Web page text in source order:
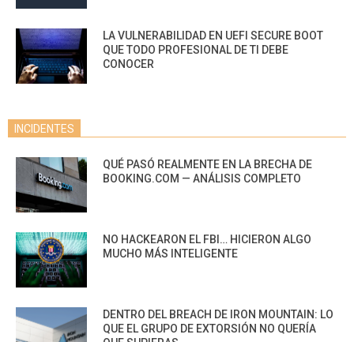
LA VULNERABILIDAD EN UEFI SECURE BOOT
QUE TODO PROFESIONAL DE TI DEBE
CONOCER
INCIDENTES
QUÉ PASÓ REALMENTE EN LA BRECHA DE
BOOKING.COM — ANÁLISIS COMPLETO
NO HACKEARON EL FBI… HICIERON ALGO
MUCHO MÁS INTELIGENTE
DENTRO DEL BREACH DE IRON MOUNTAIN: LO
QUE EL GRUPO DE EXTORSIÓN NO QUERÍA